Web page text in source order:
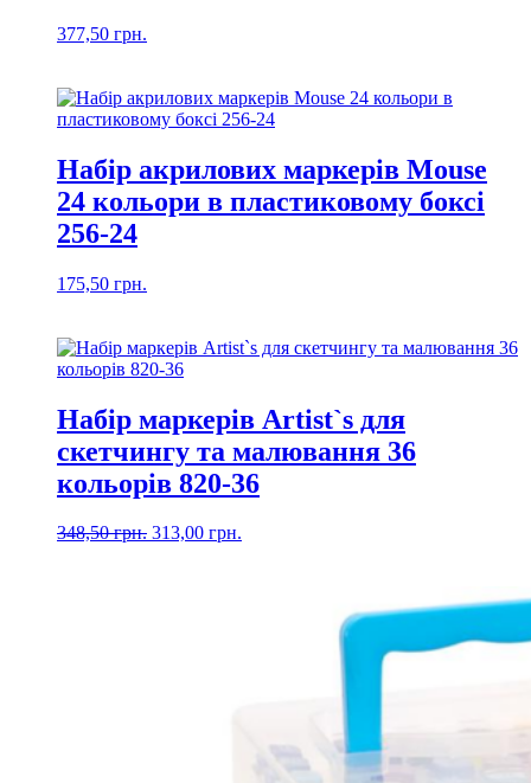
377,50 грн.
Набір акрилових маркерів Mouse
24 кольори в пластиковому боксі
256-24
175,50 грн.
Набір маркерів Artist`s для
скетчингу та малювання 36
кольорів 820-36
348,50грн. Оригінальна
313,00 грн.